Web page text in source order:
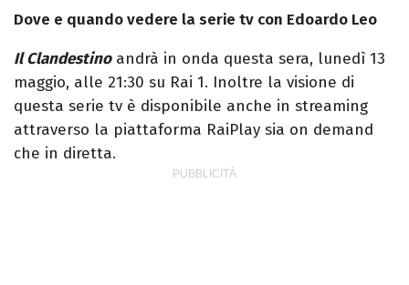
Dove e quando vedere la serie tv con Edoardo Leo
Il Clandestinoandrà in onda questa sera, lunedì 13
maggio, alle 21:30 su Rai 1. Inoltre la visione di
questa serie tv è disponibile anche in streaming
attraverso la piattaforma RaiPlay sia on demand
che in diretta.